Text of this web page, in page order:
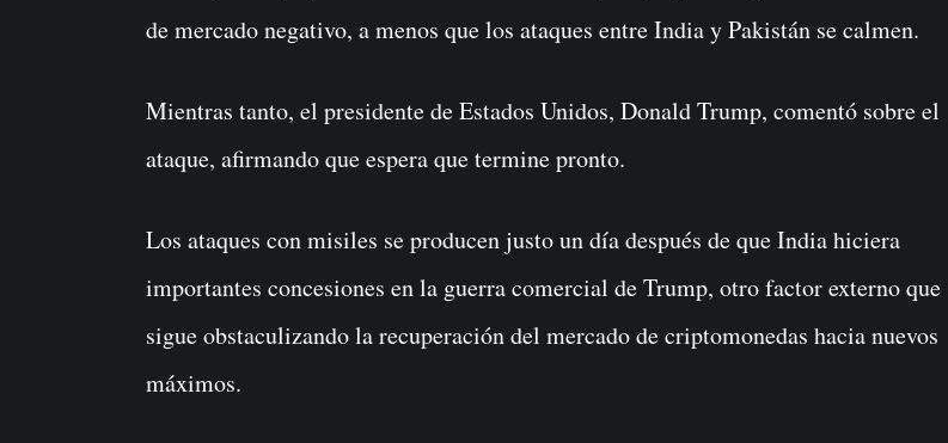
de mercado negativo, a menos que los ataques entre India y Pakistán se calmen.
Mientras tanto, el presidente de Estados Unidos, Donald Trump, comentó sobre el
ataque, afirmando que espera que termine pronto.
Los ataques con misiles se producen justo un día después de que India hiciera
importantes concesiones en la guerra comercial de Trump, otro factor externo que
sigue obstaculizando la recuperación del mercado de criptomonedas hacia nuevos
máximos.